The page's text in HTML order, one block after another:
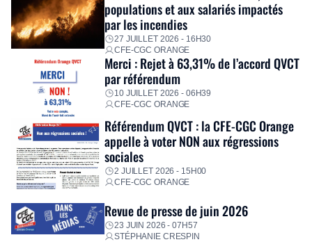
personnalisé, des aides financières pour faire face aux
premières dépenses, […]
populations et aux salariés impactés
par les incendies
27 JUILLET 2026 - 16H30
CFE-CGC ORANGE
Merci : Rejet à 63,31% de l’accord QVCT
par référendum
10 JUILLET 2026 - 06H39
CFE-CGC ORANGE
Référendum QVCT : la CFE-CGC Orange
appelle à voter NON aux régressions
sociales
2 JUILLET 2026 - 15H00
CFE-CGC ORANGE
Revue de presse de juin 2026
23 JUIN 2026 - 07H57
STÉPHANIE CRESPIN